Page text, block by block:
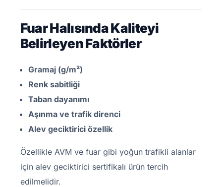
Fuar Halısında Kaliteyi
Belirleyen Faktörler
Gramaj (g/m²)
Renk sabitliği
Taban dayanımı
Aşınma ve trafik direnci
Alev geciktirici özellik
Özellikle AVM ve fuar gibi yoğun trafikli alanlar
için alev geciktirici sertifikalı ürün tercih
edilmelidir.